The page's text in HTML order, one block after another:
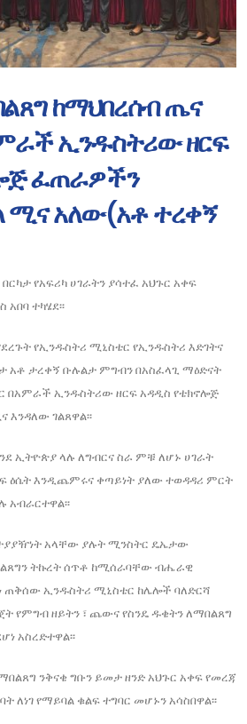
ከማህበረሰብ ጤና
ኢንዱስትሪው ዘርፍ
ፈጠራዎችን
ሚና አለው(አቶ ተረቀኝ
የአፍሪካ ሀገራትን ያሳተፈ አህጉር አቀፍ
ተካሄደ፡፡
የኢንዱስትሪ ሚኒስቴር የኢንዱስትሪ እድገትና
አቶ ታረቀኝ ቡሉልታ ምግብን በአስፈላጊ ማዕድናት
በአምራች ኢንዱስትሪው ዘርፍ አዳዲስ የቴክኖሎጅ
ገልጸዋል፡፡
ኢትዮጵያ ላሉ ለግብርና ስራ ምቹ ለሆኑ ሀገራት
ዕሴት እንዲጨምሩና ቀጣይነት ያለው ተወዳዳሪ ምርት
አላቸው ያሉት ሚንስትር ዴኤታው
ትኩረት ሰጥቶ ከሚሰራባቸው ብሔራዊ
ጠቅሰው ኢንዱስትሪ ሚኒስቴር ከሌሎች ባለድርሻ
የምግብ ዘይትን ፣ ጨውና የስንዴ ዱቄትን ለማበልጸግ
አስረድተዋል፡፡
ንቅናቄ ግቡን ይመታ ዘንድ አህጉር አቀፍ የመረጃ
ለነገ የማይባል ቁልፍ ተግባር መሆኑን አሳስበዋል፡፡